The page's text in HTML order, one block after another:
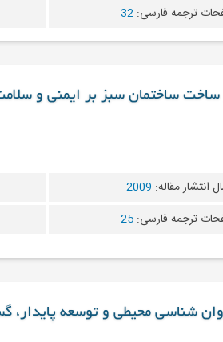
ترجمه فارسی: 32
ساخت ساختمان سبز بر ایمنی و
انتشار مقاله: 2009
ترجمه فارسی: 25
روان شناسی محیطی و توسعه